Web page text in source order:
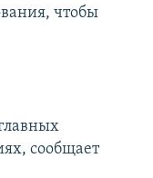
чтобы
сообщает